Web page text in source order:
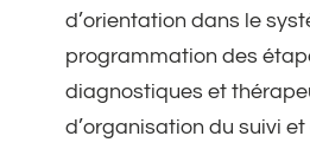
d’orientation dans le
programmation des
diagnostiques et
d’organisation du suivi